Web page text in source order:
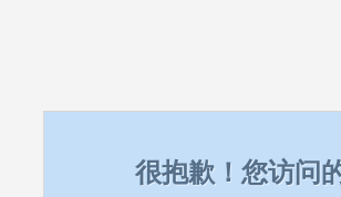
很抱歉！您访问